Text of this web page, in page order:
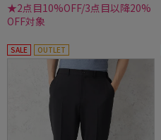
★2点目10%OFF/3点目以降20%
OFF対象
SALE OUTLET